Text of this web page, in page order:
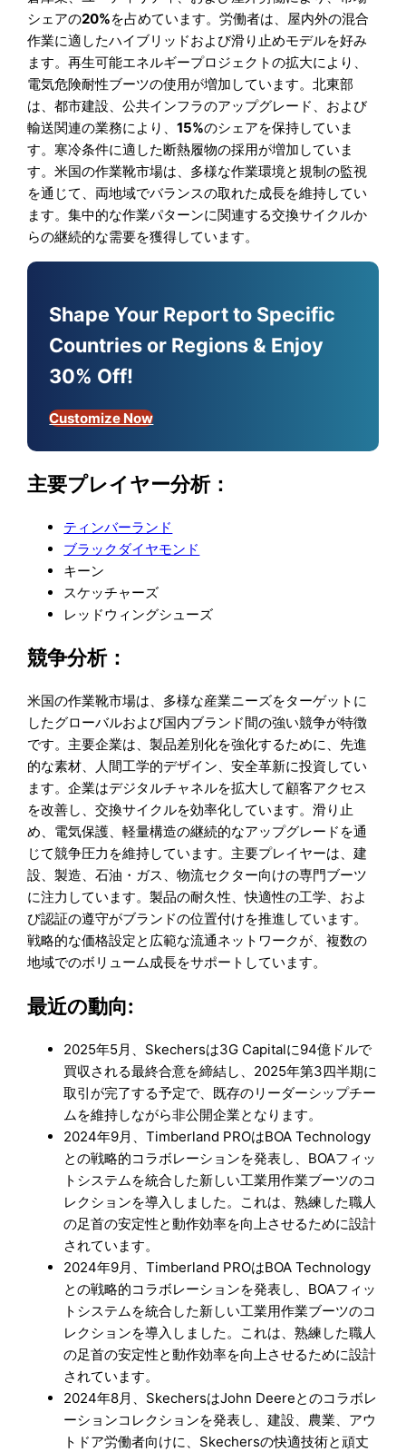
シェアの20%を占めています。労働者は、屋内外の混合
作業に適したハイブリッドおよび滑り止めモデルを好み
ます。再生可能エネルギープロジェクトの拡大により、
電気危険耐性ブーツの使用が増加しています。北東部
は、都市建設、公共インフラのアップグレード、および
輸送関連の業務により、15%のシェアを保持していま
す。寒冷条件に適した断熱履物の採用が増加していま
す。米国の作業靴市場は、多様な作業環境と規制の監視
を通じて、両地域でバランスの取れた成長を維持してい
ます。集中的な作業パターンに関連する交換サイクルか
らの継続的な需要を獲得しています。
Shape Your Report to Specific
Countries or Regions & Enjoy
30% Off!
Customize Now
主要プレイヤー分析：
ティンバーランド
ブラックダイヤモンド
キーン
スケッチャーズ
レッドウィングシューズ
競争分析：
米国の作業靴市場は、多様な産業ニーズをターゲットに
したグローバルおよび国内ブランド間の強い競争が特徴
です。主要企業は、製品差別化を強化するために、先進
的な素材、人間工学的デザイン、安全革新に投資してい
ます。企業はデジタルチャネルを拡大して顧客アクセス
を改善し、交換サイクルを効率化しています。滑り止
め、電気保護、軽量構造の継続的なアップグレードを通
じて競争圧力を維持しています。主要プレイヤーは、建
設、製造、石油・ガス、物流セクター向けの専門ブーツ
に注力しています。製品の耐久性、快適性の工学、およ
び認証の遵守がブランドの位置付けを推進しています。
戦略的な価格設定と広範な流通ネットワークが、複数の
地域でのボリューム成長をサポートしています。
最近の動向:
2025年5月、Skechersは3G Capitalに94億ドルで
買収される最終合意を締結し、2025年第3四半期に
取引が完了する予定で、既存のリーダーシップチー
ムを維持しながら非公開企業となります。
2024年9月、Timberland PROはBOA Technology
との戦略的コラボレーションを発表し、BOAフィッ
トシステムを統合した新しい工業用作業ブーツのコ
レクションを導入しました。これは、熟練した職人
の足首の安定性と動作効率を向上させるために設計
されています。
2024年9月、Timberland PROはBOA Technology
との戦略的コラボレーションを発表し、BOAフィッ
トシステムを統合した新しい工業用作業ブーツのコ
レクションを導入しました。これは、熟練した職人
の足首の安定性と動作効率を向上させるために設計
されています。
2024年8月、SkechersはJohn Deereとのコラボレ
ーションコレクションを発表し、建設、農業、アウ
トドア労働者向けに、Skechersの快適技術と頑丈